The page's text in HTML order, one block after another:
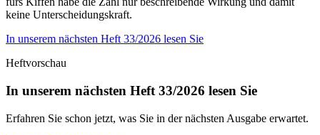
keine Unterscheidungskraft.
In unserem nächsten Heft 33/2026 lesen Sie
Heftvorschau
In unserem nächsten Heft 33/2026 lesen Sie
Erfahren Sie schon jetzt, was Sie in der nächsten Ausgabe erwartet.